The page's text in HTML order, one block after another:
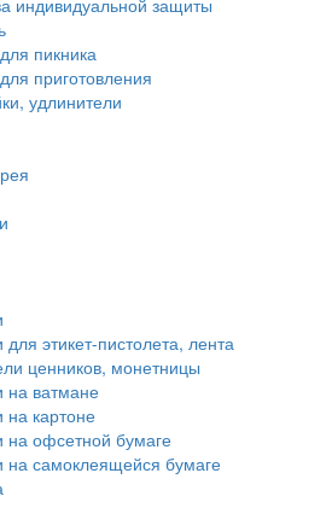
индивидуальной защиты
пикника
приготовления
удлинители
для этикет-пистолета, лента
ценников, монетницы
на ватмане
на картоне
на офсетной бумаге
на самоклеящейся бумаге